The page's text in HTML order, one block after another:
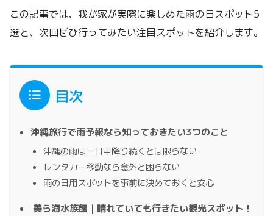
この記事では、我が家が実際に楽しめた雨の日スポット5
選と、次回ぜひ行ってみたい注目スポットを紹介します。
目次
沖縄旅行で雨予報なら知っておきたい3つのこと
沖縄の雨は一日中降り続くとは限らない
レンタカー移動なら意外と困らない
雨の日用スポットを事前に決めておくと安心
美ら海水族館｜晴れていても行きたい観光スポット！